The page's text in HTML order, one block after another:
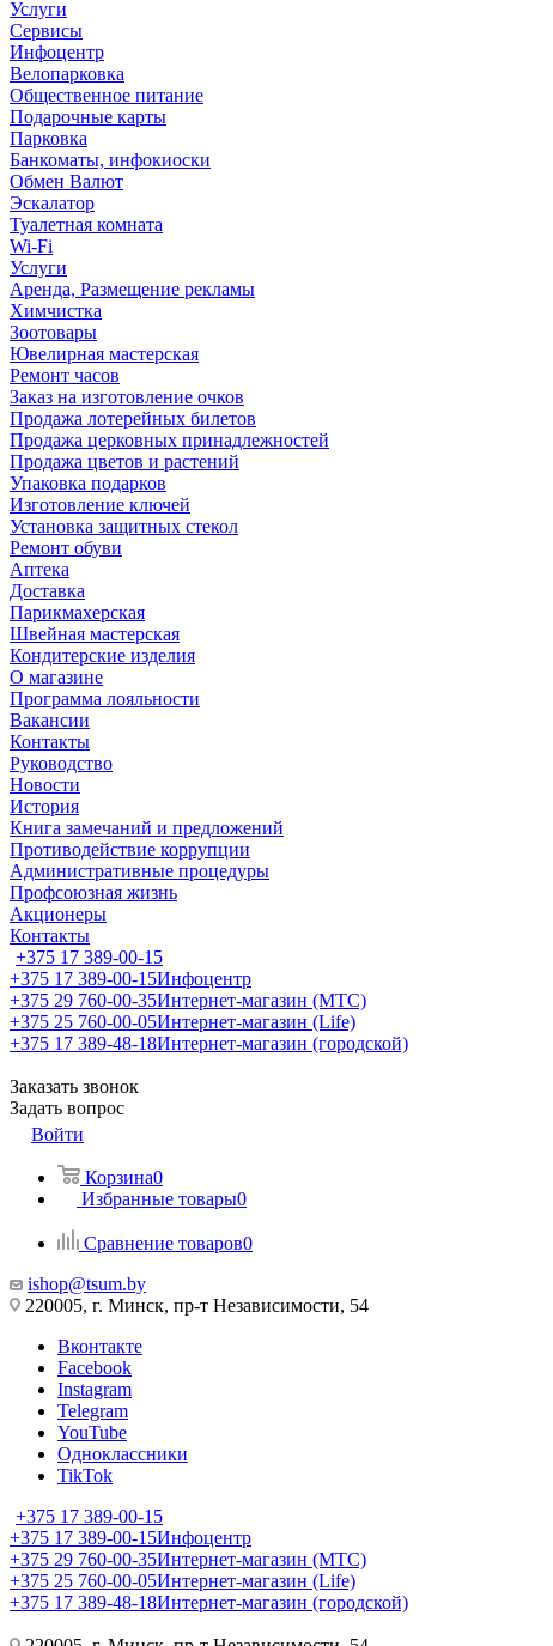
Услуги
Сервисы
Инфоцентр
Велопарковка
Общественное питание
Подарочные карты
Парковка
Банкоматы, инфокиоски
Обмен Валют
Эскалатор
Туалетная комната
Wi-Fi
Услуги
Аренда, Размещение рекламы
Химчистка
Зоотовары
Ювелирная мастерская
Ремонт часов
Заказ на изготовление очков
Продажа лотерейных билетов
Продажа церковных принадлежностей
Продажа цветов и растений
Упаковка подарков
Изготовление ключей
Установка защитных стекол
Ремонт обуви
Аптека
Доставка
Парикмахерская
Швейная мастерская
Кондитерские изделия
О магазине
Программа лояльности
Вакансии
Контакты
Руководство
Новости
История
Книга замечаний и предложений
Противодействие коррупции
Административные процедуры
Профсоюзная жизнь
Акционеры
Контакты
+375 17 389-00-15
+375 17 389-00-15Инфоцентр
+375 29 760-00-35Интернет-магазин (МТС)
+375 25 760-00-05Интернет-магазин (Life)
+375 17 389-48-18Интернет-магазин (городской)
Заказать звонок
Задать вопрос
Войти
Корзина0
Избранные товары0
Сравнение товаров0
ishop@tsum.by
220005, г. Минск, пр-т Независимости, 54
Вконтакте
Facebook
Instagram
Telegram
YouTube
Одноклассники
TikTok
+375 17 389-00-15
+375 17 389-00-15Инфоцентр
+375 29 760-00-35Интернет-магазин (МТС)
+375 25 760-00-05Интернет-магазин (Life)
+375 17 389-48-18Интернет-магазин (городской)